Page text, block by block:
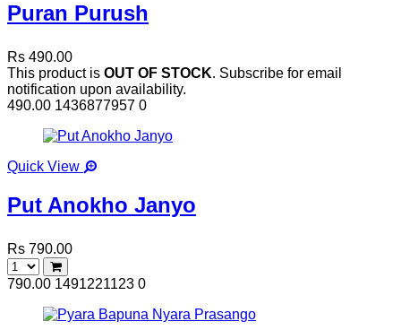
Puran Purush
Rs 490.00
This product is OUT OF STOCK. Subscribe for email
notification upon availability.
490.00 1436877957 0
Quick View
Put Anokho Janyo
Rs 790.00
790.00 1491221123 0